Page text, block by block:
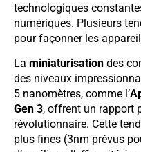
technologiques
numériques. Plusieurs
pour façonner les
La miniaturisation des
des niveaux
5 nanomètres, comme l’
Gen 3, offrent un rapport
révolutionnaire. Cette
plus fines (3nm prévus